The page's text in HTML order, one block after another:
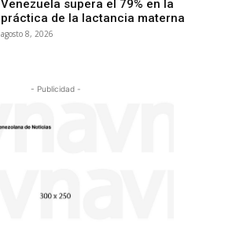
Venezuela supera el 79% en la
práctica de la lactancia materna
agosto 8, 2026
- Publicidad -